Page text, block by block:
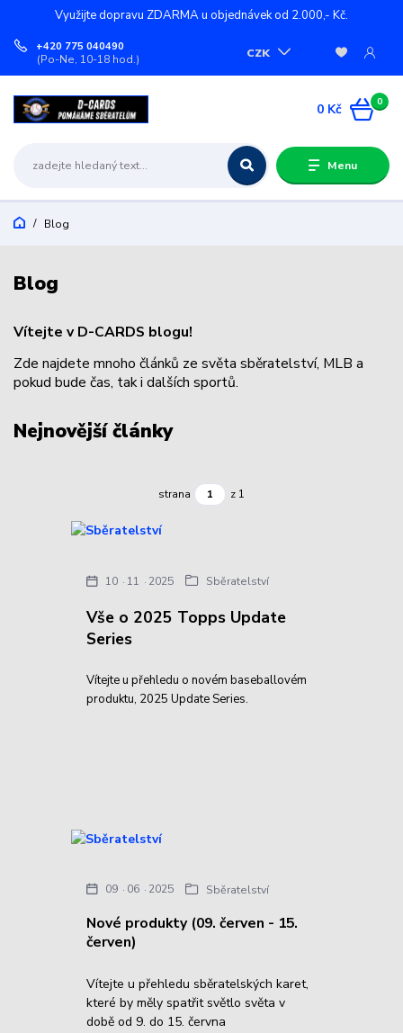
Využijte dopravu ZDARMA u objednávek od 2.000,- Kč.
Menu
CZK
+420 775 040490
(Po-Ne, 10-18 hod.)
0
0 Kč
Blog
Blog
Vítejte v D-CARDS blogu!
Zde najdete mnoho článků ze světa sběratelství, MLB a
pokud bude čas, tak i dalších sportů.
Nejnovější články
strana z 1
Vše o 2025 Topps Update
Series
10 11 2025 Sběratelství
Vítejte u přehledu o novém baseballovém
produktu, 2025 Update Series.
Nové produkty (09. červen - 15.
červen)
09 06 2025 Sběratelství
Vítejte u přehledu sběratelských karet,
které by měly spatřit světlo světa v
době od 9. do 15. června